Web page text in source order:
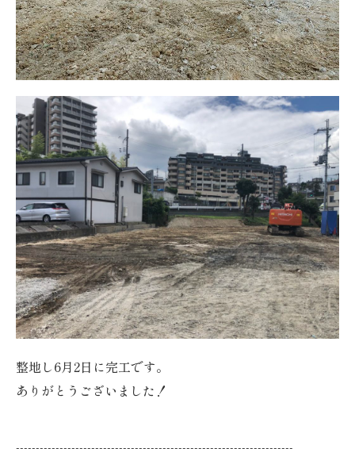
整地し6月2日に完工です。
ありがとうございました！